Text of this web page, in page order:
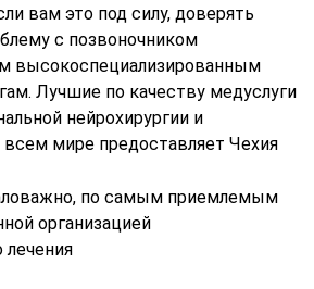
вам это под силу, доверять
с позвоночником
высокоспециализированным
Лучшие по качеству медуслуги
нейрохирургии и
всем мире предоставляет Чехия
по самым приемлемым
организацией
лечения